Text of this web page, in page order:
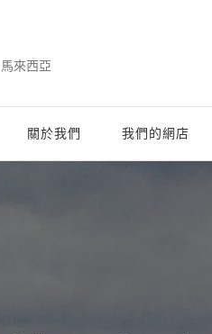
來西亞
關於我們 我們的網店